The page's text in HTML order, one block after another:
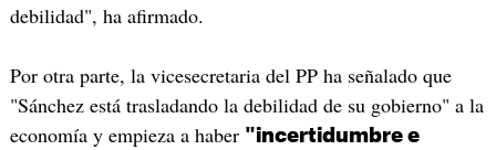
debilidad", ha afirmado.
Por otra parte, la vicesecretaria del PP ha señalado que
"Sánchez está trasladando la debilidad de su gobierno" a la
economía y empieza a haber "incertidumbre e